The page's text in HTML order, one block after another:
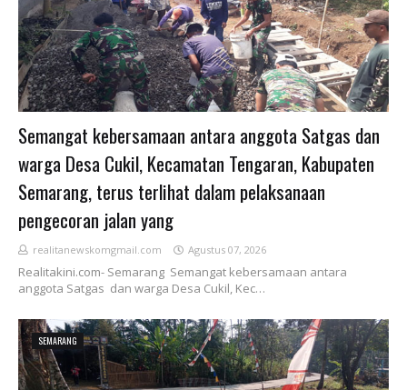
Semangat kebersamaan antara anggota Satgas dan
warga Desa Cukil, Kecamatan Tengaran, Kabupaten
Semarang, terus terlihat dalam pelaksanaan
pengecoran jalan yang
realitanewskomgmail.com Agustus 07, 2026
Realitakini.com- Semarang Semangat kebersamaan antara
anggota Satgas dan warga Desa Cukil, Kec…
SEMARANG